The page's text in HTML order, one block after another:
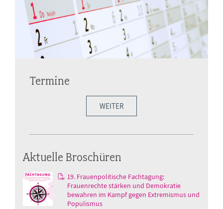
Termine
WEITER
Aktuelle Broschüren
19. Frauenpolitische Fachtagung:
Frauenrechte stärken und Demokratie
bewahren im Kampf gegen Extremismus und
Populismus